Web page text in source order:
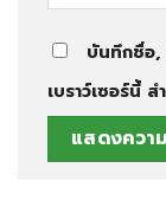
บันทึกชื่อ,
เบราว์เซอร์นี้